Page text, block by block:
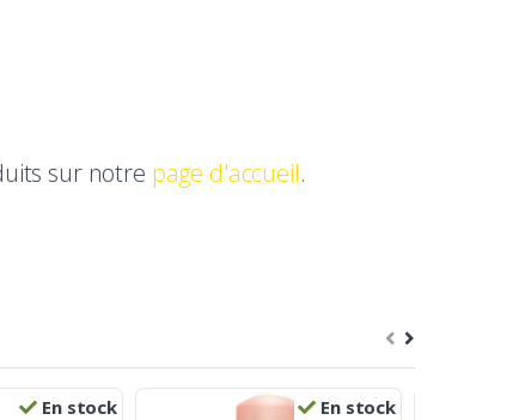
sur notre page d'accueil.
En stock En stock